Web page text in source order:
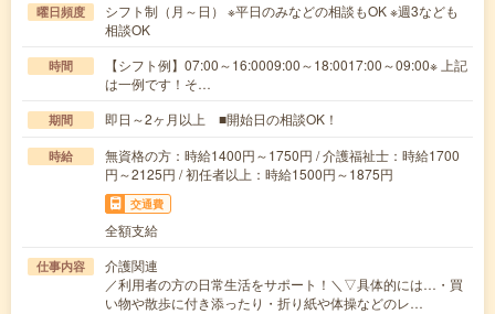
曜日頻度
シフト制（月～日） ※平日のみなどの相談もOK ※週3なども
相談OK
時間
【シフト例】07:00～16:0009:00～18:0017:00～09:00※ 上記
は一例です！そ…
期間 即日～2ヶ月以上 ■開始日の相談OK！
時給
無資格の方：時給1400円～1750円 / 介護福祉士：時給1700
円～2125円 / 初任者以上：時給1500円～1875円
交通費
全額支給
仕事内容
介護関連
／利用者の方の日常生活をサポート！＼▽具体的には…・買
い物や散歩に付き添ったり・折り紙や体操などのレ…